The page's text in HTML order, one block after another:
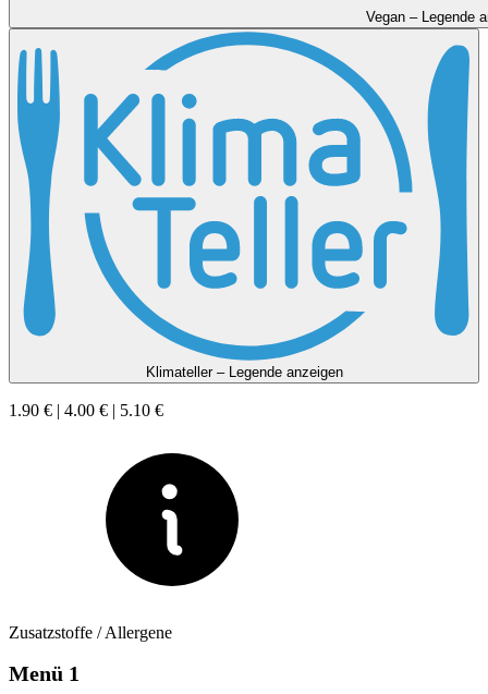
Vegan – Legende
Klimateller – Legende anzeigen
1.90 € | 4.00 € | 5.10 €
Zusatzstoffe / Allergene
Menü 1